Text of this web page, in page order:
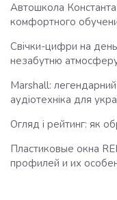
Автошкола
комфортного
Свічки-цифри на
незабутню
Marshall:
аудіотехніка для
Огляд і рейтинг: як
Пластиковые окна
профилей и их